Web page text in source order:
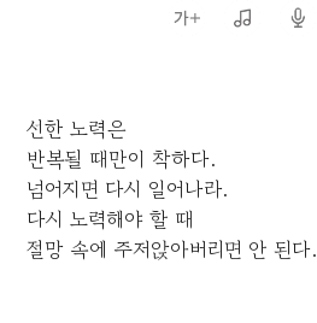
선한 노력은
반복될 때만이 착하다.
넘어지면 다시 일어나라.
다시 노력해야 할 때
절망 속에 주저앉아버리면 안 된다.